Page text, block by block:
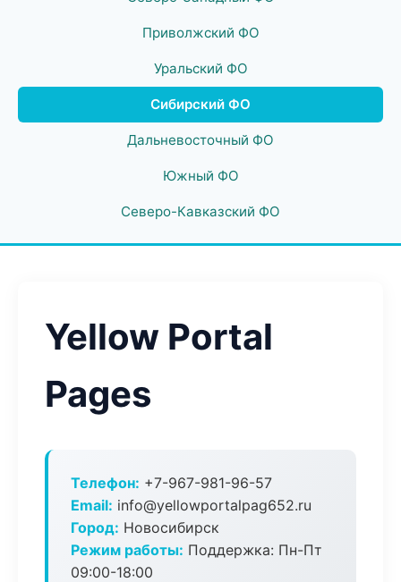
Приволжский ФО
Уральский ФО
Сибирский ФО
Дальневосточный ФО
Южный ФО
Северо-Кавказский ФО
Yellow Portal
Pages
Телефон: +7-967-981-96-57
Email: info@yellowportalpag652.ru
Город: Новосибирск
Режим работы: Поддержка: Пн-Пт
09:00-18:00